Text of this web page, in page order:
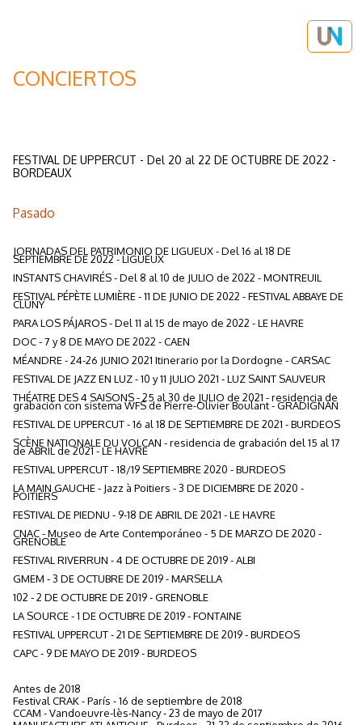
CONCIERTOS
FESTIVAL DE UPPERCUT - Del 20 al 22 DE OCTUBRE DE 2022 -
BORDEAUX
Pasado
JORNADAS DEL PATRIMONIO DE LIGUEUX - Del 16 al 18 DE
SEPTIEMBRE DE 2022 - LIGUEUX
INSTANTS CHAVIRÉS - Del 8 al 10 de JULIO de 2022 - MONTREUIL
FESTIVAL PÉPÈTE LUMIÈRE - 11 DE JUNIO DE 2022 - FESTIVAL ABBAYE DE
CLUNY
PARA LOS PÁJAROS - Del 11 al 15 de mayo de 2022 - LE HAVRE
DOC - 7 y 8 DE MAYO DE 2022 - CAEN
MÉANDRE - 24-26 JUNIO 2021 Itinerario por la Dordogne - CARSAC
FESTIVAL DE JAZZ EN LUZ - 10 y 11 JULIO 2021 - LUZ SAINT SAUVEUR
THÉATRE DES 4 SAISONS - 25 al 30 de JULIO de 2021 - residencia de
grabación con sistema WFS de Pierre-Olivier Boulant - GRADIGNAN
FESTIVAL DE UPPERCUT - 16 al 18 DE SEPTIEMBRE DE 2021 - BURDEOS
SCÈNE NATIONALE DU VOLCAN - residencia de grabación del 15 al 17
de ABRIL de 2021 - LE HAVRE
FESTIVAL UPPERCUT - 18/19 SEPTIEMBRE 2020 - BURDEOS
LA MAIN GAUCHE - Jazz à Poitiers - 3 DE DICIEMBRE DE 2020 -
POITIERS
FESTIVAL DE PIEDNU - 9-18 DE ABRIL DE 2021 - LE HAVRE
CNAC - Museo de Arte Contemporáneo - 5 DE MARZO DE 2020 -
GRENOBLE
FESTIVAL RIVERRUN - 4 DE OCTUBRE DE 2019 - ALBI
GMEM - 3 DE OCTUBRE DE 2019 - MARSELLA
102 - 2 DE OCTUBRE DE 2019 - GRENOBLE
LA SOURCE - 1 DE OCTUBRE DE 2019 - FONTAINE
FESTIVAL UPPERCUT - 21 DE SEPTIEMBRE DE 2019 - BURDEOS
CAPC - 9 DE MAYO DE 2019 - BURDEOS
Antes de 2018
Festival CRAK - París - 16 de septiembre de 2018
CCAM - Vandoeuvre-lès-Nancy - 23 de mayo de 2017